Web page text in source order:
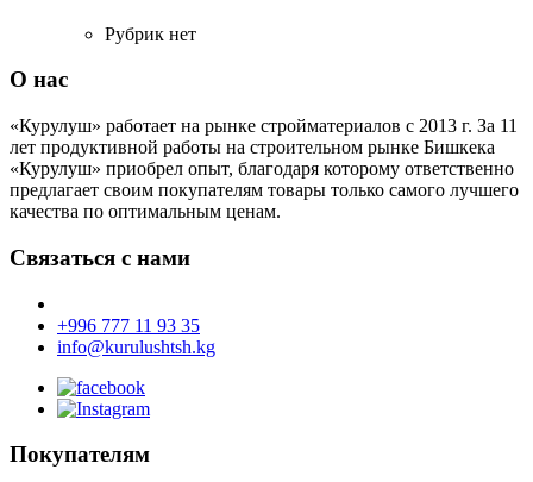
Рубрик нет
О нас
«Курулуш» работает на рынке стройматериалов с 2013 г. За 11
лет продуктивной работы на строительном рынке Бишкека
«Курулуш» приобрел опыт, благодаря которому ответственно
предлагает своим покупателям товары только самого лучшего
качества по оптимальным ценам.
Связаться с нами
+996 777 11 93 35
info@kurulushtsh.kg
Покупателям